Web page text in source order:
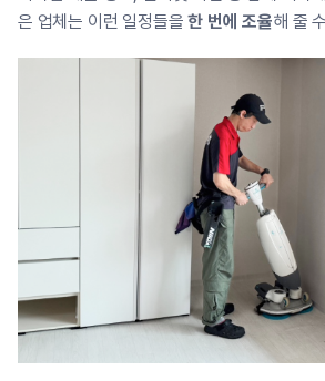
은 업체는 이런 일정들을한 번에 조율해 줄